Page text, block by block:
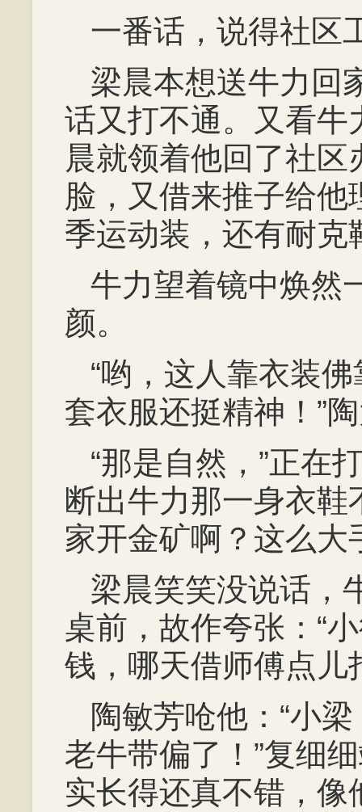
一番话，说得社区
梁晨本想送牛力回
话又打不通。又看牛
晨就领着他回了社
脸，又借来推子给
季运动装，还有耐克
牛力望着镜中焕然
颜。
“哟，这人靠衣装
套衣服还挺精神！”
“那是自然，”正在
断出牛力那一身衣鞋
家开金矿啊？这么大
梁晨笑笑没说话，
桌前，故作夸张：“
钱，哪天借师傅点儿
陶敏芳呛他：“小
老牛带偏了！”复细
实长得还真不错，